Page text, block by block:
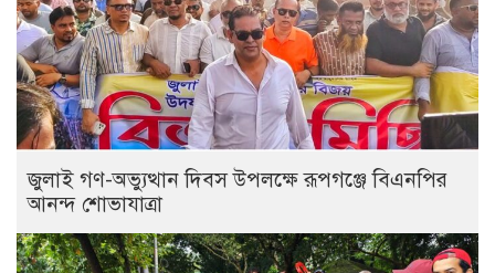
জুলাই গণ-অভ্যুত্থান দিবস উপলক্ষে রূপগঞ্জে বিএনপির
আনন্দ শোভাযাত্রা